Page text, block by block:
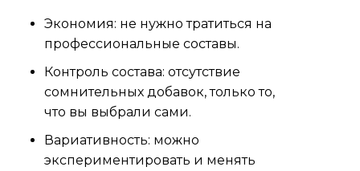
Экономия: не нужно тратиться на
профессиональные составы.
Контроль состава: отсутствие
сомнительных добавок, только то,
что вы выбрали сами.
Вариативность: можно
экспериментировать и менять